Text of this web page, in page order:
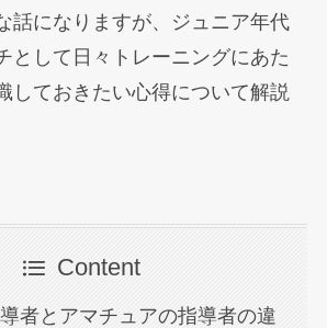
話になりますが、ジュニア年代
として日々トレーニングにあた
しておきたい心得について解説
Content
者とアマチュアの指導者の違